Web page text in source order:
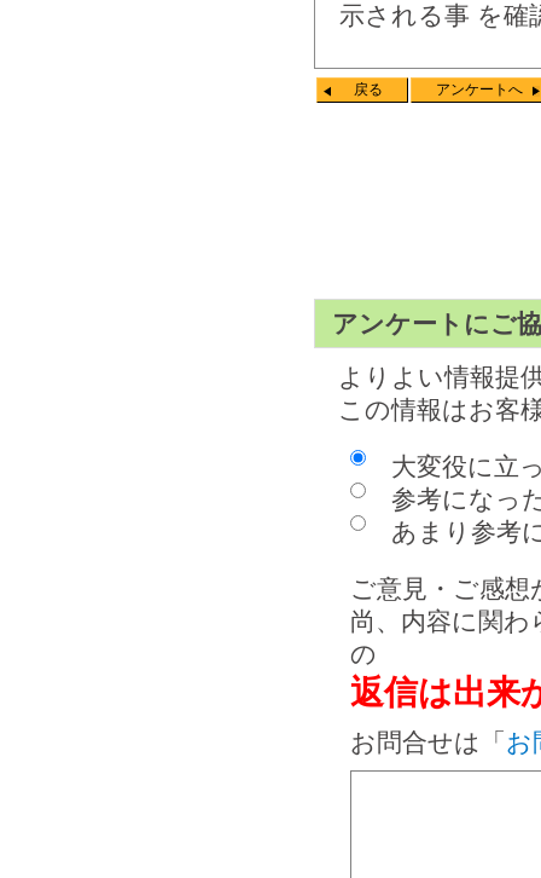
示される事 を確
戻る アンケートへ
アンケートにご
よりよい情報提
この情報はお客
大変役に立
参考になっ
あまり参考
ご意見・ご感
尚、内容に関
の
返信は出来
お問合せは「 お